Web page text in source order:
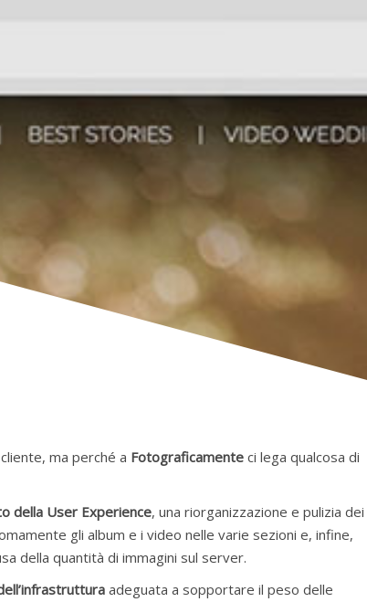
ma perché a Fotograficamente ci lega qualcosa di
della User Experience, una riorganizzazione e pulizia dei
gli album e i video nelle varie sezioni e, infine,
della quantità di immagini sul server.
adeguata a sopportare il peso delle